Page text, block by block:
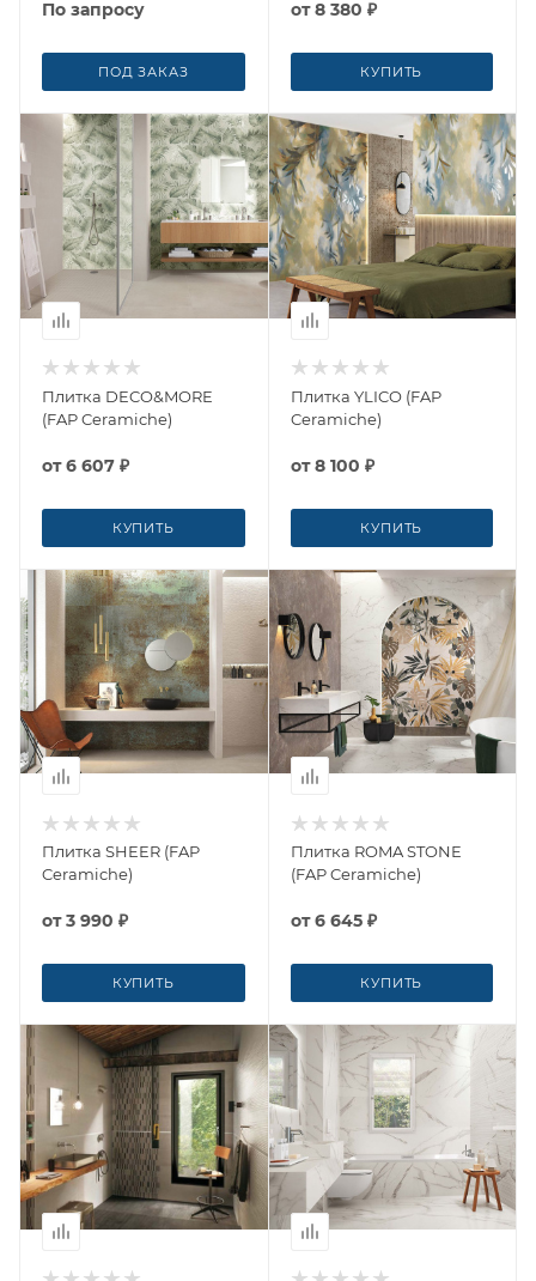
По запросу
ПОД ЗАКАЗ
от8 380 ₽
КУПИТЬ
Плитка DECO&MORE
(FAP Ceramiche)
от6 607 ₽
КУПИТЬ
Плитка YLICO (FAP
Ceramiche)
от8 100 ₽
КУПИТЬ
Плитка SHEER (FAP
Ceramiche)
от3 990 ₽
КУПИТЬ
Плитка ROMA STONE
(FAP Ceramiche)
от6 645 ₽
КУПИТЬ